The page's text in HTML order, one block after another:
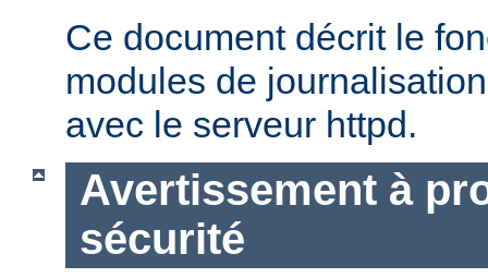
Ce document décrit le
modules de
avec le serveur httpd.
Avertissement à
sécurité